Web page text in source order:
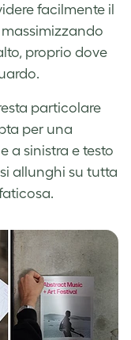
facilmente il
proprio dove
particolare
per una
a sinistra e testo
allunghi su tutta